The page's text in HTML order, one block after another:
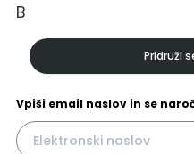
B
Pridruži
Vpiši email naslov in se